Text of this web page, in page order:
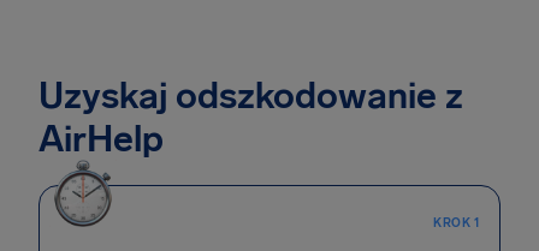
Uzyskaj odszkodowanie z
AirHelp
KROK 1